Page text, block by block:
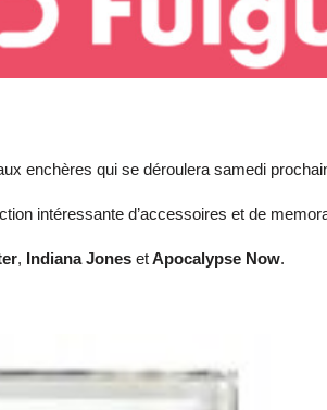
enchères qui se déroulera samedi
intéressante d’accessoires et de
, Indiana Jones etApocalypse Now.